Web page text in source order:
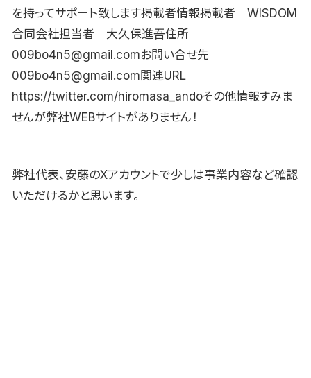
を持ってサポート致します掲載者情報掲載者 WISDOM
合同会社担当者 大久保進吾住所
009bo4n5@gmail.comお問い合せ先
009bo4n5@gmail.com関連URL
https://twitter.com/hiromasa_andoその他情報すみま
せんが弊社WEBサイトがありません！
弊社代表、安藤のXアカウントで少しは事業内容など確認
いただけるかと思います。